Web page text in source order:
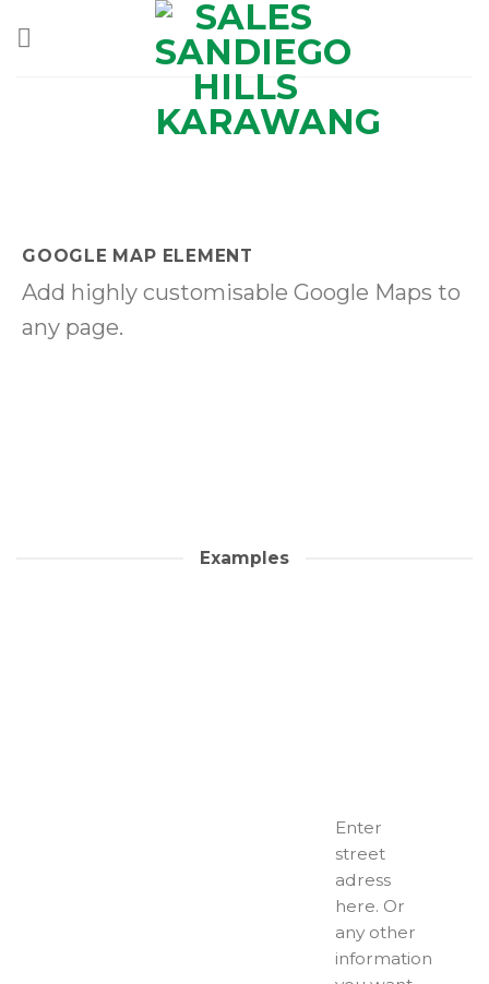
GOOGLE MAP ELEMENT
Add highly customisable Google Maps to
any page.
Examples
Enter
street
adress
here. Or
any other
information